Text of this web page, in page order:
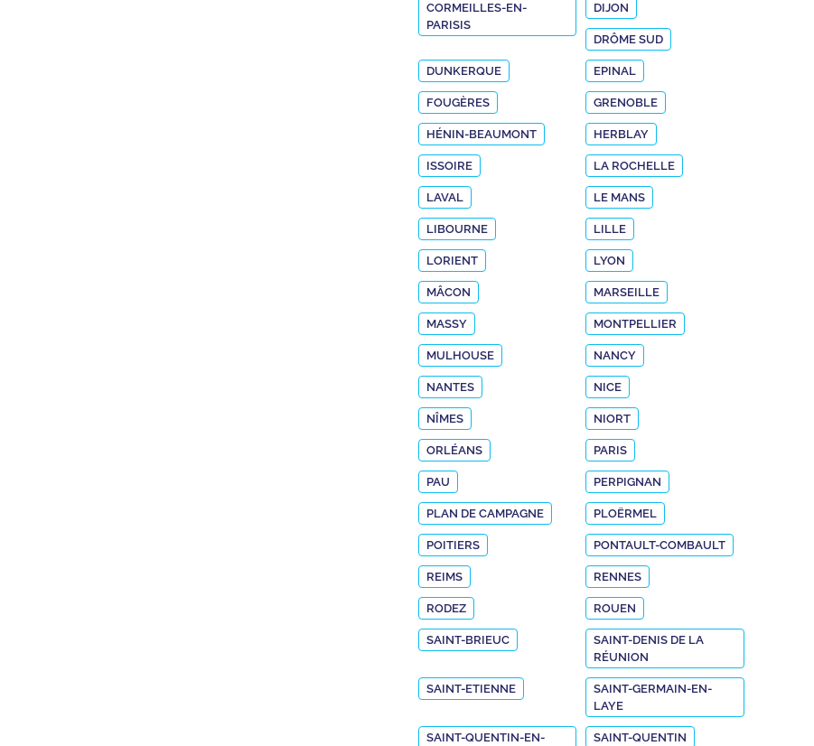
CORMEILLES-EN-
PARISIS
DIJON
DRÔME SUD
DUNKERQUE EPINAL
FOUGÈRES GRENOBLE
HÉNIN-BEAUMONT HERBLAY
ISSOIRE LA ROCHELLE
LAVAL LE MANS
LIBOURNE LILLE
LORIENT LYON
MÂCON MARSEILLE
MASSY MONTPELLIER
MULHOUSE NANCY
NANTES NICE
NÎMES NIORT
ORLÉANS PARIS
PAU PERPIGNAN
PLAN DE CAMPAGNE PLOËRMEL
POITIERS PONTAULT-COMBAULT
REIMS RENNES
RODEZ ROUEN
SAINT-BRIEUC
SAINT-DENIS DE LA
RÉUNION
SAINT-ETIENNE
SAINT-GERMAIN-EN-
LAYE
SAINT-QUENTIN-EN-
SAINT-QUENTIN